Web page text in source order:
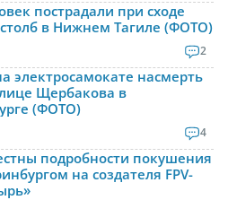
пострадали при сходе
в Нижнем Тагиле (ФОТО)
2
электросамокате насмерть
Щербакова в
(ФОТО)
4
подробности покушения
на создателя FPV-